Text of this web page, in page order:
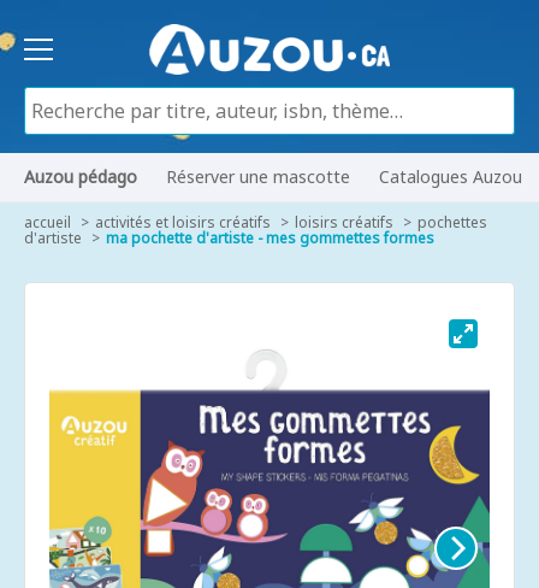
Auzou pédago Réserver une mascotte Catalogues Auzou
accueil activités et loisirs créatifs loisirs créatifs pochettes
d'artiste ma pochette d'artiste - mes gommettes formes